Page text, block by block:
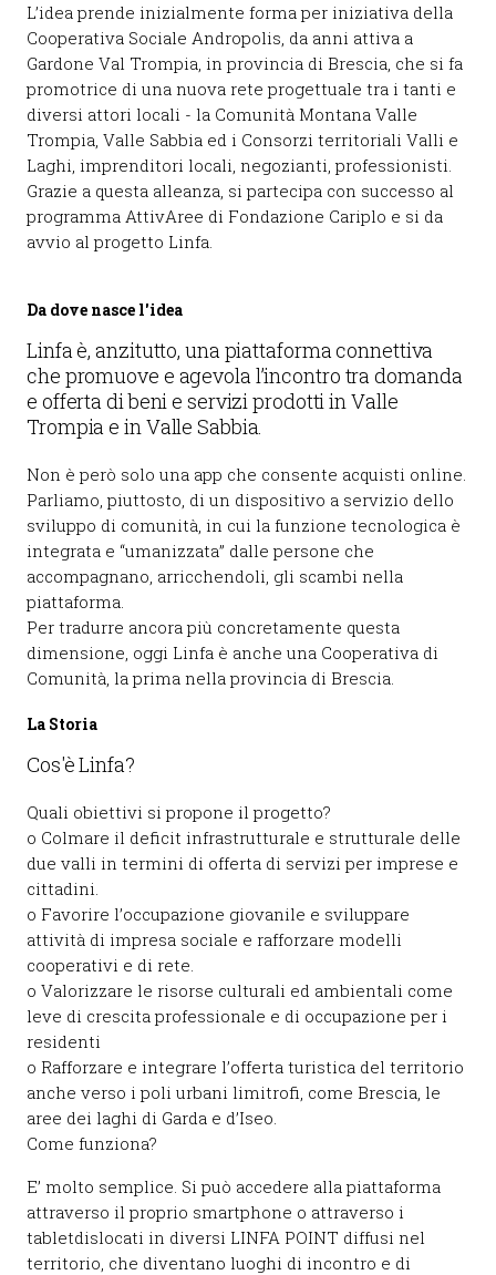
L’idea prende inizialmente forma per iniziativa della
Cooperativa Sociale Andropolis, da anni attiva a
Gardone Val Trompia, in provincia di Brescia, che si fa
promotrice di una nuova rete progettuale tra i tanti e
diversi attori locali - la Comunità Montana Valle
Trompia, Valle Sabbia ed i Consorzi territoriali Valli e
Laghi, imprenditori locali, negozianti, professionisti.
Grazie a questa alleanza, si partecipa con successo al
programma AttivAree di Fondazione Cariplo e si da
avvio al progetto Linfa.
Da dove nasce l'idea
Linfa è, anzitutto, una piattaforma connettiva
che promuove e agevola l’incontro tra domanda
e offerta di beni e servizi prodotti in Valle
Trompia e in Valle Sabbia.
Non è però solo una app che consente acquisti online.
Parliamo, piuttosto, di un dispositivo a servizio dello
sviluppo di comunità, in cui la funzione tecnologica è
integrata e “umanizzata” dalle persone che
accompagnano, arricchendoli, gli scambi nella
piattaforma.
Per tradurre ancora più concretamente questa
dimensione, oggi Linfa è anche una Cooperativa di
Comunità, la prima nella provincia di Brescia.
La Storia
Cos'è Linfa?
Quali obiettivi si propone il progetto?
o Colmare il deficit infrastrutturale e strutturale delle
due valli in termini di offerta di servizi per imprese e
cittadini.
o Favorire l’occupazione giovanile e sviluppare
attività di impresa sociale e rafforzare modelli
cooperativi e di rete.
o Valorizzare le risorse culturali ed ambientali come
leve di crescita professionale e di occupazione per i
residenti
o Rafforzare e integrare l’offerta turistica del territorio
anche verso i poli urbani limitrofi, come Brescia, le
aree dei laghi di Garda e d’Iseo.
Come funziona?
E’ molto semplice. Si può accedere alla piattaforma
attraverso il proprio smartphone o attraverso i
tabletdislocati in diversi LINFA POINT diffusi nel
territorio, che diventano luoghi di incontro e di